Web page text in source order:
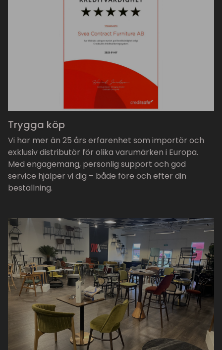
Trygga köp
Vi har mer än 25 års erfarenhet som importör och
exklusiv distributör för olika varumärken i Europa.
Med engagemang, personlig support och god
service hjälper vi dig – både före och efter din
beställning.